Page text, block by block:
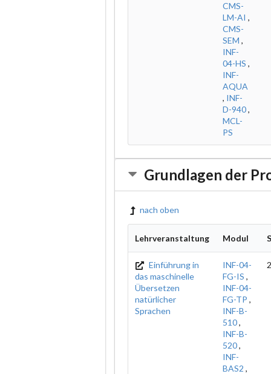
CMS-
LM-AI ,
CMS-
SEM ,
INF-
04-HS ,
INF-
AQUA
, INF-
D-940,
MCL-
PS
Grundlagen der
nach oben
Lehrveranstaltung Modul
Einführung in
das maschinelle
Übersetzen
natürlicher
Sprachen
INF-04-
FG-IS ,
INF-04-
FG-TP ,
INF-B-
510,
INF-B-
520,
INF-
BAS2 ,